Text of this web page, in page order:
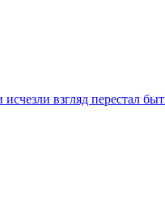
взгляд перестал